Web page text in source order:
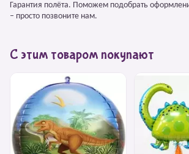
Гарантия полёта. Поможем подобрать
– просто позвоните нам.
С этим товаром покупают